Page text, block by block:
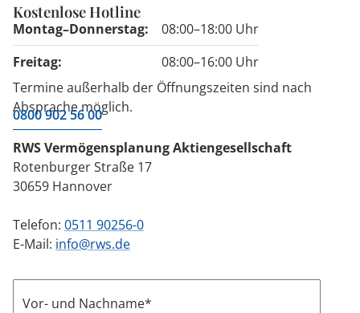
Kostenlose Hotline
Montag–Donnerstag:
08:00–18:00 Uhr
Freitag:
08:00–16:00 Uhr
Termine außerhalb der Öffnungszeiten sind nach
Absprache möglich.
0800 902 56 00
RWS Vermögensplanung Aktiengesellschaft
Rotenburger Straße 17
30659 Hannover
Telefon: 0511 90256-0
E-Mail: info@rws.de
Vor- und Nachname*